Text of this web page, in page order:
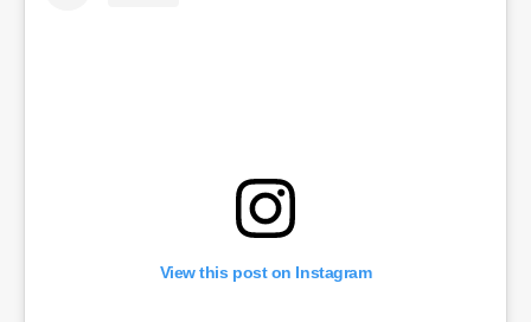
View this post on Instagram